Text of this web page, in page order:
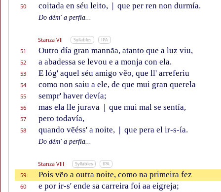
50 coitada en séu leito, | que per ren non durmía.
Do dém' a perfía...
Stanza VII Syllables IPA
51 Outro día gran mannãa, atanto que a luz viu,
52 a abadessa se levou e a monja con ela.
53 E lóg' aquel séu amigo vẽo, que ll' arreferiu
54 como non saiu a ele, de que mui gran querela
55 sempr' haver devía;
56 mas ela lle jurava | que mui mal se sentía,
57 pero todavía,
58 quando vẽéss' a noite, | que pera el ir-s-ía.
Do dém' a perfía...
Stanza VIII Syllables IPA
59 Pois vẽo a outra noite, como na primeira fez
60 e por ir-s' ende sa carreira foi aa eigreja;